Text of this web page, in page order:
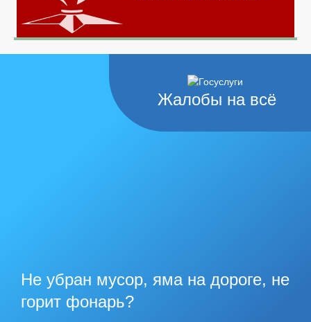
Жалобы на всё
Не убран мусор, яма на дороге, не
горит фонарь?